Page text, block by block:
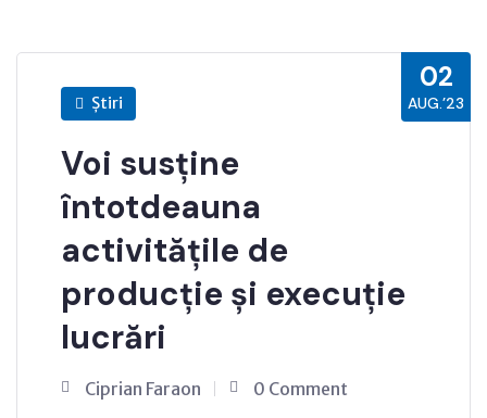
02
AUG.’23
Știri
Voi susține
întotdeauna
activitățile de
producție și execuție
lucrări
Ciprian Faraon 0 Comment